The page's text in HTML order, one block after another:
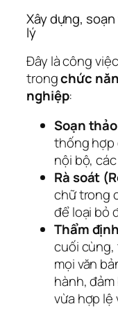
Xây dựng,
lý
Đây là công
trongchức
nghiệp:
Soạn
thống hợp
nội bộ,
Rà soát
chữ trong
để loại bỏ
Thẩm
cuối cùng,
mọi văn
hành,
vừa hợp lệ